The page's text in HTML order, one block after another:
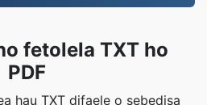
fetolela TXT ho
PDF
hau TXT difaele o sebedisa